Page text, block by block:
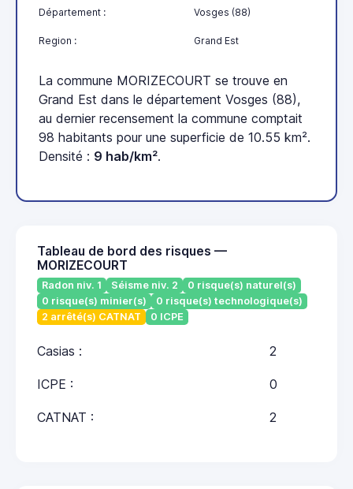
Département : Vosges (88)
Region : Grand Est
La commune MORIZECOURT se trouve en
Grand Est dans le département Vosges (88),
au dernier recensement la commune comptait
98 habitants pour une superficie de 10.55 km².
Densité : 9 hab/km².
Tableau de bord des risques —
MORIZECOURT
Radon niv. 1 Séisme niv. 2
0 risque(s) naturel(s)
0 risque(s) minier(s)
0 risque(s) technologique(s)
2 arrêté(s) CATNAT
0 ICPE
Casias : 2
ICPE : 0
CATNAT : 2